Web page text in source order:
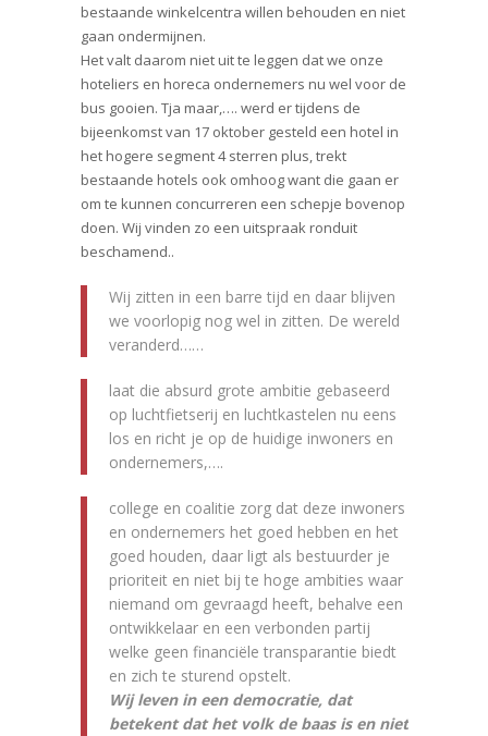
bestaande winkelcentra willen behouden en niet
gaan ondermijnen.
Het valt daarom niet uit te leggen dat we onze
hoteliers en horeca ondernemers nu wel voor de
bus gooien. Tja maar,…. werd er tijdens de
bijeenkomst van 17 oktober gesteld een hotel in
het hogere segment 4 sterren plus, trekt
bestaande hotels ook omhoog want die gaan er
om te kunnen concurreren een schepje bovenop
doen. Wij vinden zo een uitspraak ronduit
beschamend..
Wij zitten in een barre tijd en daar blijven
we voorlopig nog wel in zitten. De wereld
veranderd……
laat die absurd grote ambitie gebaseerd
op luchtfietserij en luchtkastelen nu eens
los en richt je op de huidige inwoners en
ondernemers,….
college en coalitie zorg dat deze inwoners
en ondernemers het goed hebben en het
goed houden, daar ligt als bestuurder je
prioriteit en niet bij te hoge ambities waar
niemand om gevraagd heeft, behalve een
ontwikkelaar en een verbonden partij
welke geen financiële transparantie biedt
en zich te sturend opstelt.
Wij leven in een democratie, dat
betekent dat het volk de baas is en niet